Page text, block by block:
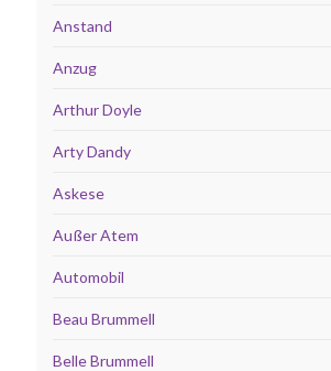
Anstand
Anzug
Arthur Doyle
Arty Dandy
Askese
Außer Atem
Automobil
Beau Brummell
Belle Brummell